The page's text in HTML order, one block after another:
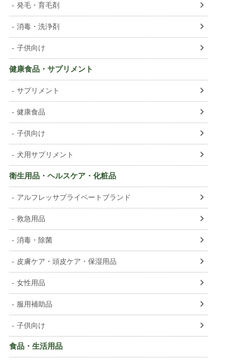
発毛・育毛剤
消毒・洗浄剤
子供向け
健康食品・サプリメント
サプリメント
健康食品
子供向け
犬用サプリメント
衛生用品・ヘルスケア・化粧品
アルフレッサプライベートブランド
救急用品
消毒・除菌
皮膚ケア・頭皮ケア・保湿用品
女性用品
服用補助品
子供向け
食品・生活用品